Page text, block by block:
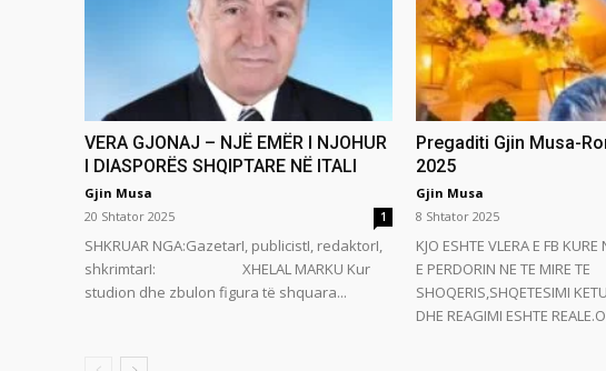
VERA GJONAJ – NJË EMËR I NJOHUR
I DIASPORËS SHQIPTARE NË ITALI
Gjin Musa
20 Shtator 2025
1
SHKRUAR NGA:GazetarI, publicistI, redaktorI,
shkrimtarI: XHELAL MARKU Kur
studion dhe zbulon figura të shquara...
Pregaditi Gjin Musa-
2025
Gjin Musa
8 Shtator 2025
KJO ESHTE VLERA E FB KURE
E PERDORIN NE TE MIRE TE
SHOQERIS,SHQETESIMI
DHE REAGIMI ESHTE